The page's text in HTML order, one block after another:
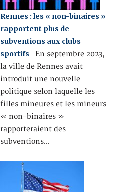
Rennes : les « non-binaires »
rapportent plus de
subventions aux clubs
sportifs En septembre 2023,
la ville de Rennes avait
introduit une nouvelle
politique selon laquelle les
filles mineures et les mineurs
« non-binaires »
rapporteraient des
subventions…